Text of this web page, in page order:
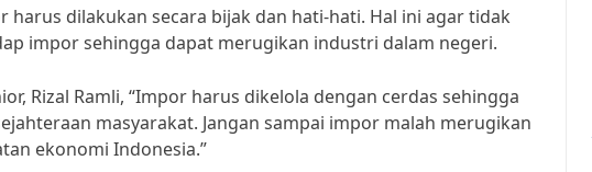
dilakukan secara bijak dan hati-hati. Hal ini agar tidak
impor sehingga dapat merugikan industri dalam negeri.
Rizal Ramli, “Impor harus dikelola dengan cerdas sehingga
masyarakat. Jangan sampai impor malah merugikan
ekonomi Indonesia.”